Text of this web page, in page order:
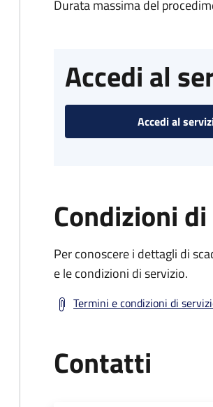
Durata massima del
Accedi al
Accedi al
Condizioni
Per conoscere i dettagli di
e le condizioni di servizio.
Termini e condizioni di
Contatti